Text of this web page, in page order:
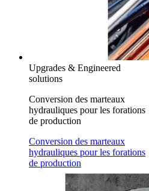
Upgrades & Engineered
solutions
Conversion des marteaux
hydrauliques pour les forations
de production
Conversion des marteaux
hydrauliques pour les forations
de production